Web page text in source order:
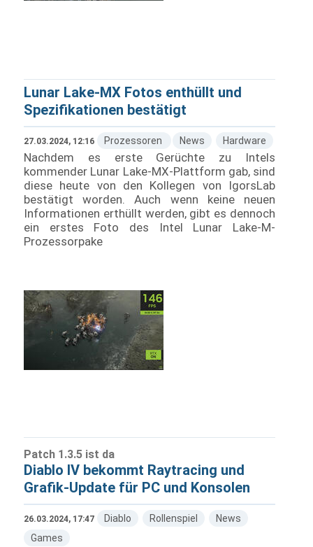
Lunar Lake-MX Fotos enthüllt und
Spezifikationen bestätigt
27.03.2024, 12:16 Prozessoren News Hardware
Nachdem es erste Gerüchte zu Intels
kommender Lunar Lake-MX-Plattform gab, sind
diese heute von den Kollegen von IgorsLab
bestätigt worden. Auch wenn keine neuen
Informationen erthüllt werden, gibt es dennoch
ein erstes Foto des Intel Lunar Lake-M-
Prozessorpake
Patch 1.3.5 ist da
Diablo IV bekommt Raytracing und
Grafik-Update für PC und Konsolen
26.03.2024, 17:47 Diablo Rollenspiel
News
Games